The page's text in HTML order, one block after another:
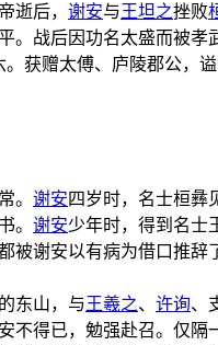
逝后， 谢安与王坦之挫败
。战后因功名太盛而被孝
获赠太傅、庐陵郡公，谥
。 谢安四岁时，名士桓彝
。 谢安少年时，得到名士
被谢安以有病为借口推辞
东山，与王羲之、 许询、
不得已，勉强赴召。仅